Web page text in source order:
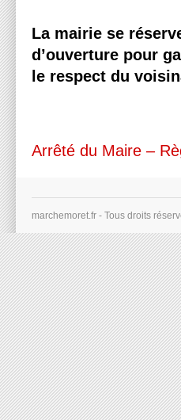
La mairie se
d’ouverture pour
le respect du
Arrêté du Maire –
marchemoret.fr - Tous droits